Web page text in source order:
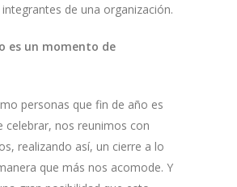
de una organización.
es un momento de
personas que fin de año es
celebrar, nos reunimos con
realizando así, un cierre a lo
que más nos acomode. Y